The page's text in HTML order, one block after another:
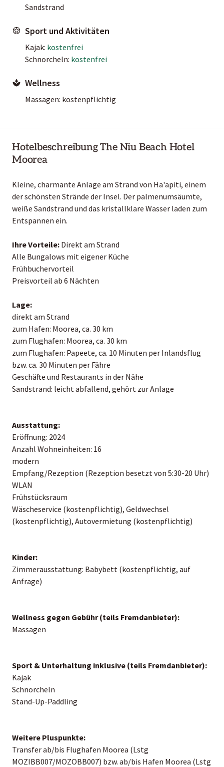
Sandstrand
Sport und Aktivitäten
Kajak: kostenfrei
Schnorcheln: kostenfrei
Wellness
Massagen: kostenpflichtig
Hotelbeschreibung The Niu Beach Hotel
Moorea
Kleine, charmante Anlage am Strand von Ha'apiti, einem
der schönsten Strände der Insel. Der palmenumsäumte,
weiße Sandstrand und das kristallklare Wasser laden zum
Entspannen ein.
Ihre Vorteile: Direkt am Strand
Alle Bungalows mit eigener Küche
Frühbuchervorteil
Preisvorteil ab 6 Nächten
Lage:
direkt am Strand
zum Hafen: Moorea, ca. 30 km
zum Flughafen: Moorea, ca. 30 km
zum Flughafen: Papeete, ca. 10 Minuten per Inlandsflug
bzw. ca. 30 Minuten per Fähre
Geschäfte und Restaurants in der Nähe
Sandstrand: leicht abfallend, gehört zur Anlage
Ausstattung:
Eröffnung: 2024
Anzahl Wohneinheiten: 16
modern
Empfang/Rezeption (Rezeption besetzt von 5:30-20 Uhr)
WLAN
Frühstücksraum
Wäscheservice (kostenpflichtig), Geldwechsel
(kostenpflichtig), Autovermietung (kostenpflichtig)
Kinder:
Zimmerausstattung: Babybett (kostenpflichtig, auf
Anfrage)
Wellness gegen Gebühr (teils Fremdanbieter):
Massagen
Sport & Unterhaltung inklusive (teils Fremdanbieter):
Kajak
Schnorcheln
Stand-Up-Paddling
Weitere Pluspunkte:
Transfer ab/bis Flughafen Moorea (Lstg
MOZIBB007/MOZOBB007) bzw. ab/bis Hafen Moorea (Lstg